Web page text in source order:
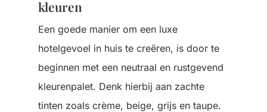
kleuren
Een goede manier om een luxe
hotelgevoel in huis te creëren, is door te
beginnen met een neutraal en rustgevend
kleurenpalet. Denk hierbij aan zachte
tinten zoals crème, beige, grijs en taupe.